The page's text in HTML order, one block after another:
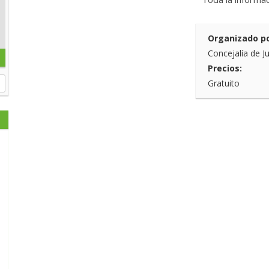
Organizado
Concejalía de
Precios:
Gratuito